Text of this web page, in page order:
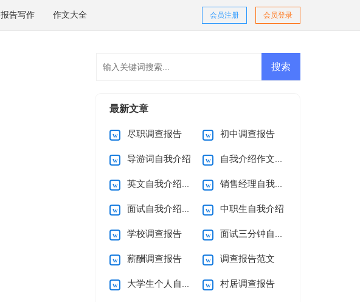
报告写作 作文大全 会员登录
会员注册
最新文章
尽职调查报告 初中调查报告
导游词自我介绍 自我介绍作文(15篇)
英文自我介绍(集锦15篇) 销售经理自我介绍
面试自我介绍合集15篇 中职生自我介绍
学校调查报告 面试三分钟自我介绍
薪酬调查报告 调查报告范文
大学生个人自我介绍 村居调查报告